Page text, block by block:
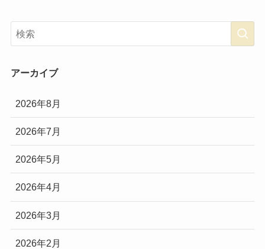
アーカイブ
2026年8月
2026年7月
2026年5月
2026年4月
2026年3月
2026年2月